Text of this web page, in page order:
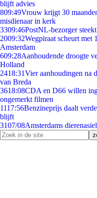
blijft advies
809:49Vrouw krijgt 30
misdienaar in kerk
3309:46PostNL-bezorger
2009:32Wegpiraat scheurt met
Amsterdam
609:28Aanhoudende droogte
Holland
2418:31Vier aanhoudingen na
van Breda
3618:08CDA en D66 willen
ongemerkt filmen
1117:56Benzineprijs daalt
blijft
3107/08Amsterdams